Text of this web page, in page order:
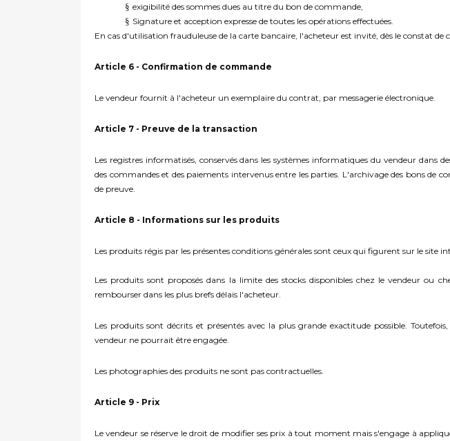
§ exigibilité des sommes dues au titre du bon de commande,
§ Signature et acception expresse de toutes les opérations effectuées.
En cas d'utilisation frauduleuse de la carte bancaire, l'acheteur est invité, dès le constat de
Article 6 - Confirmation de commande
Le vendeur fournit à l'acheteur un exemplaire du contrat, par messagerie électronique.
Article 7 - Preuve de la transaction
Les registres informatisés, conservés dans les systèmes informatiques du vendeur dans
des commandes et des paiements intervenus entre les parties. L'archivage des bons
de preuve.
Article 8 - Informations sur les produits
Les produits régis par les présentes conditions générales sont ceux qui figurent sur le site
Les produits sont proposés dans la limite des stocks disponibles chez le vendeur ou
rembourser dans les plus brefs délais l'acheteur.
Les produits sont décrits et présentés avec la plus grande exactitude possible.
vendeur ne pourrait être engagée.
Les photographies des produits ne sont pas contractuelles.
Article 9 - Prix
Le vendeur se réserve le droit de modifier ses prix à tout moment mais s'engage à